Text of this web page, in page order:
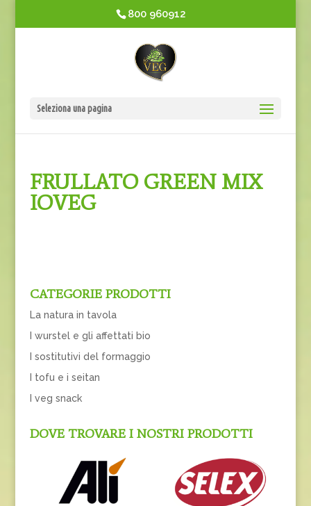
800 960912
Seleziona una pagina
FRULLATO GREEN MIX
IOVEG
CATEGORIE PRODOTTI
La natura in tavola
I wurstel e gli affettati bio
I sostitutivi del formaggio
I tofu e i seitan
I veg snack
DOVE TROVARE I NOSTRI PRODOTTI